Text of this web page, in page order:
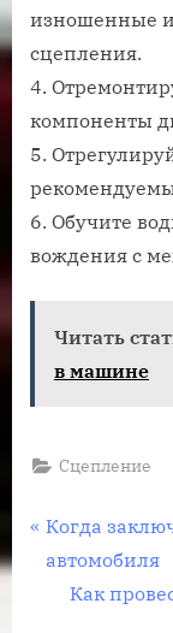
изношенные
сцепления.
4.
компоненты
5.
6. Обучите
вождения с
Читать
в машине
Сцепление
П
р
Когда
автомобиля
С
Как